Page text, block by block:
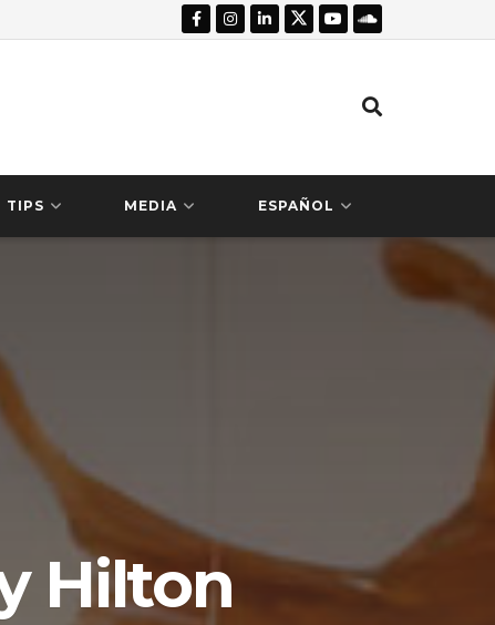
TIPS MEDIA ESPAÑOL
Hilton